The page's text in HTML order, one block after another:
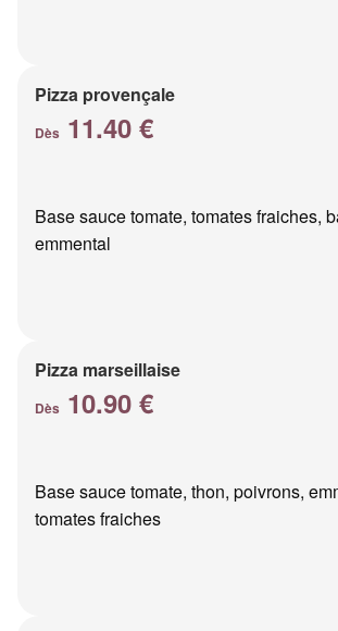
Pizza provençale
Dès 11.40 €
Base sauce tomate, tomates fraiches,
emmental
Pizza marseillaise
Dès 10.90 €
Base sauce tomate, thon, poivrons,
tomates fraiches